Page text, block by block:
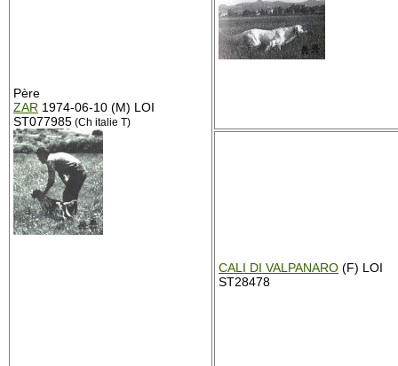
Père
ZAR 1974-06-10 (M) LOI
ST077985 (Ch italie T)
CALI DI VALPANARO (F) LOI
ST28478